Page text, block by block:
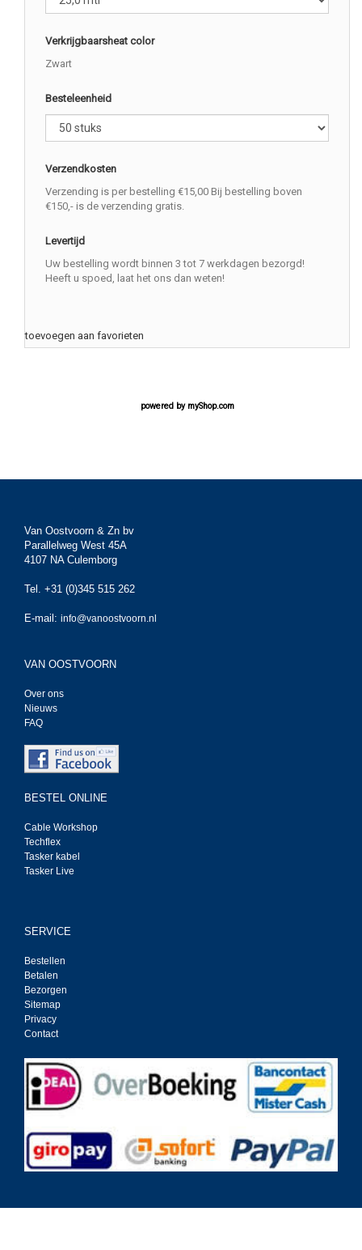
Verkrijgbaarsheat color
Zwart
Besteleenheid
Verzendkosten
Verzending is per bestelling €15,00 Bij bestelling boven
€150,- is de verzending gratis.
Levertijd
Uw bestelling wordt binnen 3 tot 7 werkdagen bezorgd!
Heeft u spoed, laat het ons dan weten!
toevoegen aan favorieten
powered by myShop.com
Van Oostvoorn & Zn bv
Parallelweg West 45A
4107 NA Culemborg
Tel. +31 (0)345 515 262
E-mail: info@vanoostvoorn.nl
VAN OOSTVOORN
Over ons
Nieuws
FAQ
BESTEL ONLINE
Cable Workshop
Techflex
Tasker kabel
Tasker Live
SERVICE
Bestellen
Betalen
Bezorgen
Sitemap
Privacy
Contact